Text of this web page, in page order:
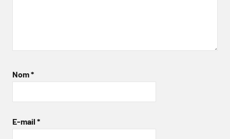
Nom*
E-mail *